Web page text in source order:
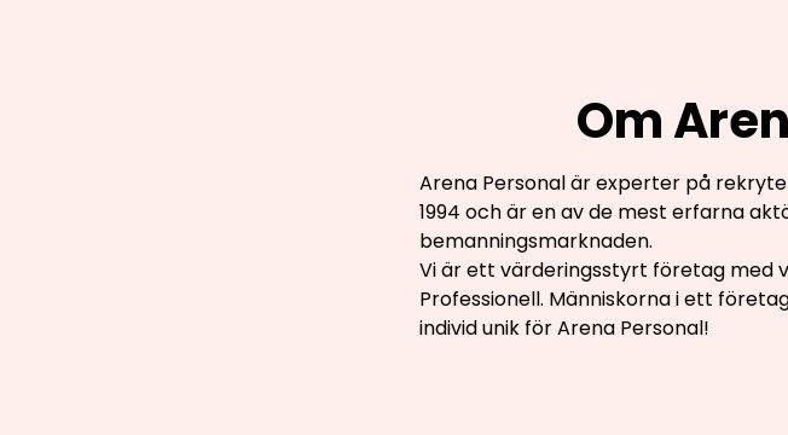
Om
Arena Personal är experter på
1994 och är en av de mest erfarna
bemanningsmarknaden.
Vi är ett värderingsstyrt företag med
Professionell. Människorna i ett
individ unik för Arena Personal!